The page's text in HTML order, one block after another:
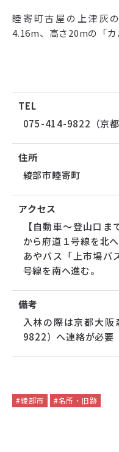
睦寄町古屋の上津灰
4.16m、高さ20mの「カ
TEL
075-414-9822（京都
住所
綾部市睦寄町
アクセス
【自動車～登山口
から府道１号線を北へ
あやバス「上市場バ
号線を南へ進む。
備考
入林の際は京都大
9822）へ連絡が必要
#綾部市 #名所・旧跡